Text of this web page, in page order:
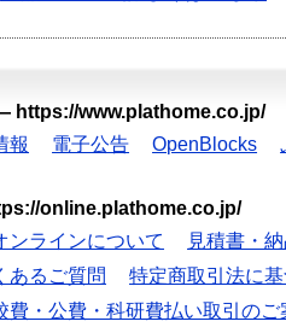
https://www.plathome.co.jp/
報 電子公告 OpenBlocks
online.plathome.co.jp/
ンラインについて
見積書・
あるご質問
特定商取引法に
費・公費・科研費払い取引のご